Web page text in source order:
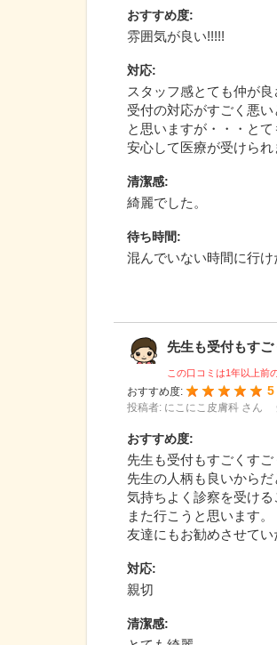
おすすめ度:
雰囲気が良い!!!!!
対応:
スタッフ感とても仲が
受付の対応がすごく悪
と思いますが・・・と
安心して医療が受けられ
清潔感:
綺麗でした。
待ち時間:
混んでいない時間に行
先生も受付もす
この口コミは1年以上前
おすすめ度:
5
投稿者: にこにこ皮膚科 さん
おすすめ度:
先生も受付もすごくすご
先生の人柄も良いからだ
気持ちよく診察を受ける
また行こうと思います。
友達にもお勧めさせて
対応:
親切
清潔感: